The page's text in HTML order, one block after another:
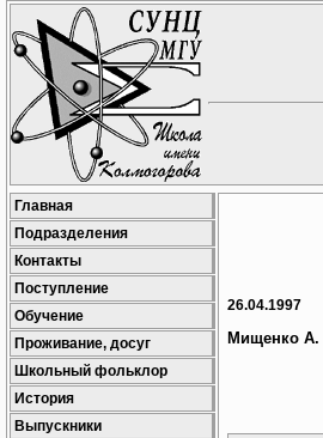
Главная
Подразделения
Контакты
Поступление
Обучение
Проживание, досуг
Школьный фольклор
История
Выпускники
26.04.1997
Мищенко А.